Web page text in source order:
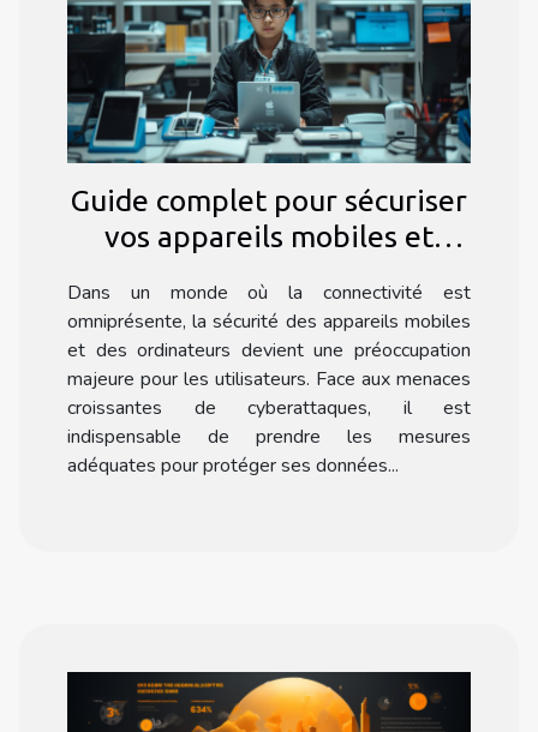
Guide complet pour sécuriser
vos appareils mobiles et
Dans un monde où la connectivité est
omniprésente, la sécurité des appareils mobiles
et des ordinateurs devient une préoccupation
majeure pour les utilisateurs. Face aux menaces
croissantes de cyberattaques, il est
indispensable de prendre les mesures
adéquates pour protéger ses données...